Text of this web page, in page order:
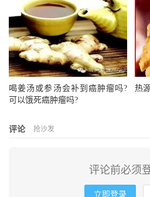
格林-巴利综合征
格林-巴利综合征(Guillain-
急性感染性多发性神经根神经炎
及其他原因导致的一种自身免疫
缓性瘫痪为其主要表现。（360百
喝姜汤或参汤会补到癌肿瘤吗?
可以饿死癌肿瘤吗?
热
评论 抢沙发
评论前必须
立即登录